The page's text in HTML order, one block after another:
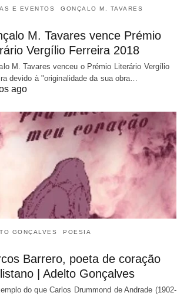
E EVENTOS GONÇALO M. TAVARES
M. Tavares vence Prémio
Vergílio Ferreira 2018
M. Tavares venceu o Prémio Literário Vergílio
devido à "originalidade da sua obra…
ago
GONÇALVES POESIA
Barrero, poeta de coração
| Adelto Gonçalves
do que Carlos Drummond de Andrade (1902-